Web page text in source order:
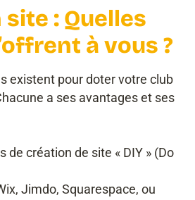
: Quelles
à vous ?
existent pour doter votre club
a ses avantages et ses
création de site « DIY » (Do
Jimdo, Squarespace, ou